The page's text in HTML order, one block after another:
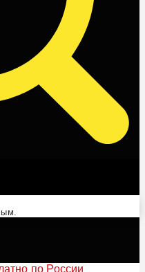
по России